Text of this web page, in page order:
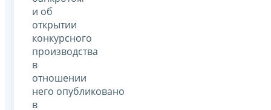
и об
открытии
конкурсного
производства
в
отношении
него опубликовано
в